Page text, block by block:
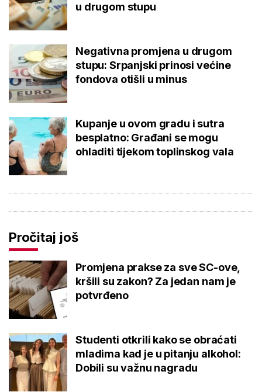
u drugom stupu
Negativna promjena u drugom
stupu: Srpanjski prinosi većine
fondova otišli u minus
Kupanje u ovom gradu i sutra
besplatno: Građani se mogu
ohladiti tijekom toplinskog vala
Pročitaj još
Promjena prakse za sve SC-ove,
kršili su zakon? Za jedan nam je
potvrđeno
Studenti otkrili kako se obraćati
mladima kad je u pitanju alkohol:
Dobili su važnu nagradu